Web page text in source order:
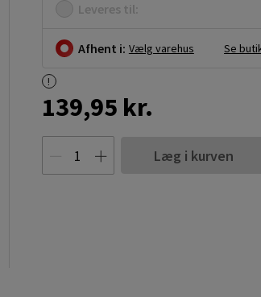
Leveres til:
Afhent i: Vælg varehus Se
139,95 kr.
Læg i kurven